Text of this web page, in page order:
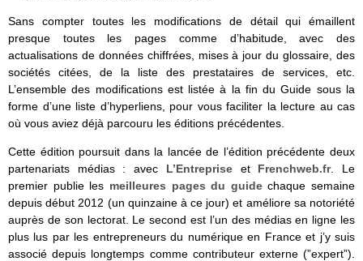
Sans compter toutes les modifications de détail qui émaillent
presque toutes les pages comme d’habitude, avec des
actualisations de données chiffrées, mises à jour du glossaire, des
sociétés citées, de la liste des prestataires de services, etc.
L’ensemble des modifications est listée à la fin du Guide sous la
forme d’une liste d’hyperliens, pour vous faciliter la lecture au cas
où vous aviez déjà parcouru les éditions précédentes.
Cette édition poursuit dans la lancée de l’édition précédente deux
partenariats médias : avec L’Entrepriseet Frenchweb.fr. Le
premier publie les meilleures pages du guidechaque semaine
depuis début 2012 (un quinzaine à ce jour) et améliore sa notoriété
auprès de son lectorat. Le second est l’un des médias en ligne les
plus lus par les entrepreneurs du numérique en France et j’y suis
associé depuis longtemps comme contributeur externe (”expert”).